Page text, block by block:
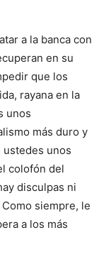
a la banca con
en su
que los
rayana en la
unos
más duro y
ustedes unos
colofón del
disculpas ni
siempre, le
a los más